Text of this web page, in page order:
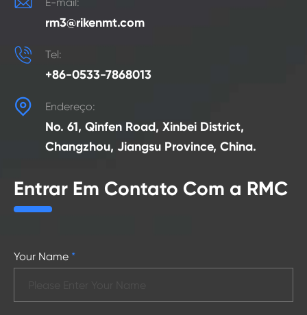
rm3@rikenmt.com
 Tel:
+86-0533-7868013
 Endereço:
No. 61, Qinfen Road, Xinbei District,
Changzhou, Jiangsu Province, China.
Entrar Em Contato Com a RMC
Your Name *